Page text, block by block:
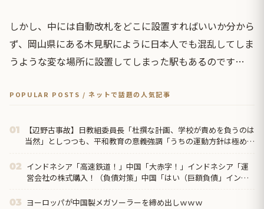
しかし、中には自動改札をどこに設置すればいいか分から
ず、岡山県にある木見駅にように日本人でも混乱してしま
うような変な場所に設置してしまった駅もあるのです…
POPULAR POSTS / ネットで話題の人気記事
01
【辺野古事故】日教組委員長「杜撰な計画、学校が責めを負うのは
当然」としつつも、平和教育の意義強調「うちの運動方針は極めて
02 インドネシア「高速鉄道！」中国「大赤字！」インドネシア「運
営会社の株式購入！（負債対策」中国「はい（巨額負債」インド
03 ヨーロッパが中国製メガソーラーを締め出しｗｗｗ